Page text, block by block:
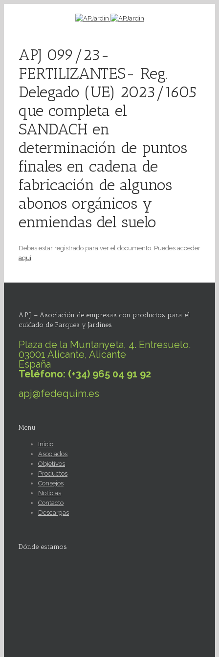
APJ 099/23-
FERTILIZANTES- Reg.
Delegado (UE) 2023/1605
que completa el
SANDACH en
determinación de puntos
finales en cadena de
fabricación de algunos
abonos orgánicos y
enmiendas del suelo
Debes estar registrado para ver el documento. Puedes acceder
aquí.
A.P.J. – Asociación de empresas con productos para el
cuidado de Parques y Jardines
Plaza de la Muntanyeta, 4. Entresuelo.
03001 Alicante, Alicante
España
Teléfono: (+34) 965 04 91 92
apj@fedequim.es
Menu
Inicio
Asociados
Objetivos
Productos
Consejos
Noticias
Contacto
Descargas
Dónde estamos